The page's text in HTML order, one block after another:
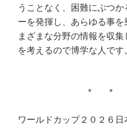
うことなく、困難にぶつ
ーを発揮し、あらゆる事
まざまな分野の情報を収
を考えるので博学な人です
* *
ワールドカップ２０２６